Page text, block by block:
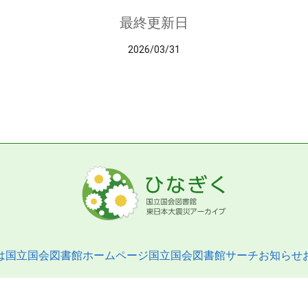
最終更新日
2026/03/31
国立国会図書館ホームページ国立国会図書館サーチお知らせ